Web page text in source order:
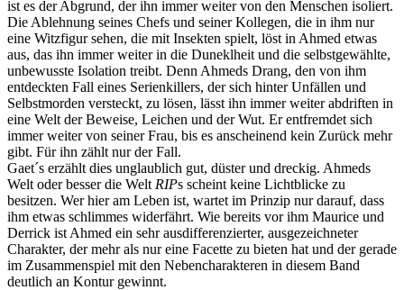
ist es der Abgrund, der ihn immer weiter von den Menschen isoliert.
Die Ablehnung seines Chefs und seiner Kollegen, die in ihm nur
eine Witzfigur sehen, die mit Insekten spielt, löst in Ahmed etwas
aus, das ihn immer weiter in die Duneklheit und die selbstgewählte,
unbewusste Isolation treibt. Denn Ahmeds Drang, den von ihm
entdeckten Fall eines Serienkillers, der sich hinter Unfällen und
Selbstmorden versteckt, zu lösen, lässt ihn immer weiter abdriften in
eine Welt der Beweise, Leichen und der Wut. Er entfremdet sich
immer weiter von seiner Frau, bis es anscheinend kein Zurück mehr
gibt. Für ihn zählt nur der Fall.
Gaet´s erzählt dies unglaublich gut, düster und dreckig. Ahmeds
Welt oder besser die Welt RIPs scheint keine Lichtblicke zu
besitzen. Wer hier am Leben ist, wartet im Prinzip nur darauf, dass
ihm etwas schlimmes widerfährt. Wie bereits vor ihm Maurice und
Derrick ist Ahmed ein sehr ausdifferenzierter, ausgezeichneter
Charakter, der mehr als nur eine Facette zu bieten hat und der gerade
im Zusammenspiel mit den Nebencharakteren in diesem Band
deutlich an Kontur gewinnt.